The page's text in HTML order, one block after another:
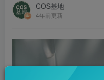
COS基地
4年前更新